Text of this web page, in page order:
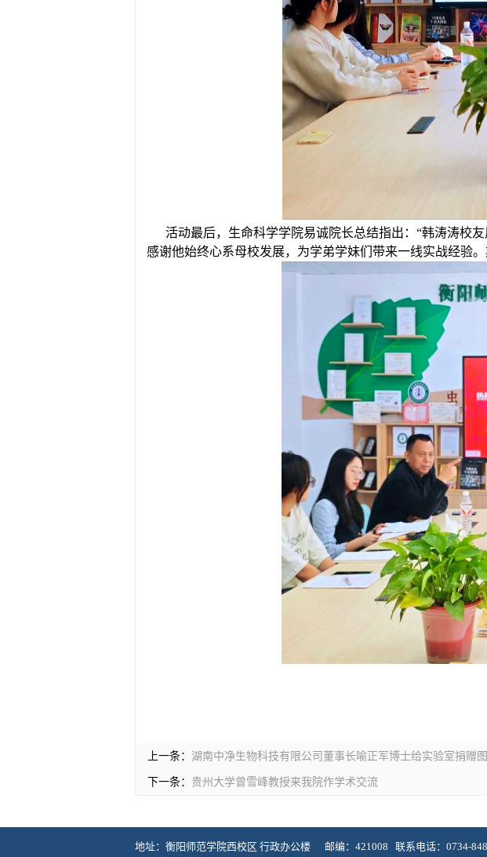
活动最后，生命科学学院易诚院长总结指出：“韩涛涛校
感谢他始终心系母校发展，为学弟学妹们带来一线实战经验
上一条： 湖南中净生物科技有限公司董事长喻正军博士给实验室捐赠
下一条： 贵州大学曾雪峰教授来我院作学术交流
地址：衡阳师范学院西校区 行政办公楼 邮编： 421008 联系电话： 0734-